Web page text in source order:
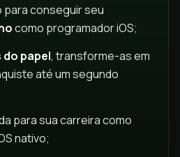
para conseguir seu
como programador iOS;
do papel, transforme-as em
até um segundo
para sua carreira como
nativo;